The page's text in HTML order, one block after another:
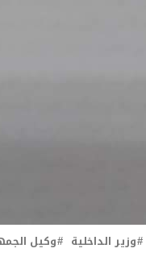
وزير الداخلية وكيل